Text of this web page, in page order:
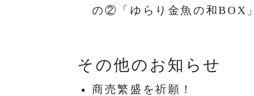
の②「ゆらり金魚の和BOX」
その他のお知らせ
商売繁盛を祈願！